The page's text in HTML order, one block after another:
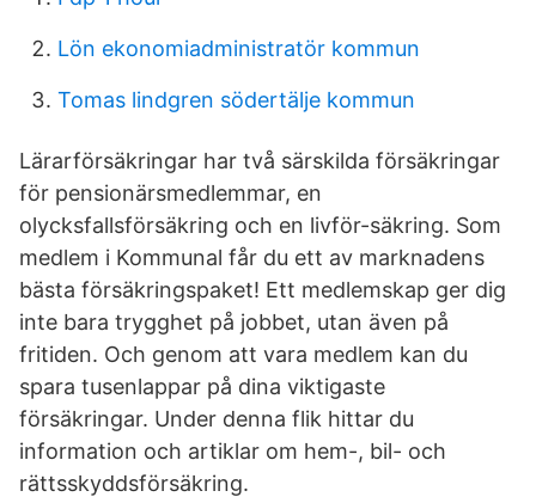
Lön ekonomiadministratör kommun
Tomas lindgren södertälje kommun
Lärarförsäkringar har två särskilda försäkringar
för pensionärsmedlemmar, en
olycksfallsförsäkring och en livför-säkring. Som
medlem i Kommunal får du ett av marknadens
bästa försäkringspaket! Ett medlemskap ger dig
inte bara trygghet på jobbet, utan även på
fritiden. Och genom att vara medlem kan du
spara tusenlappar på dina viktigaste
försäkringar. Under denna flik hittar du
information och artiklar om hem-, bil- och
rättsskyddsförsäkring.